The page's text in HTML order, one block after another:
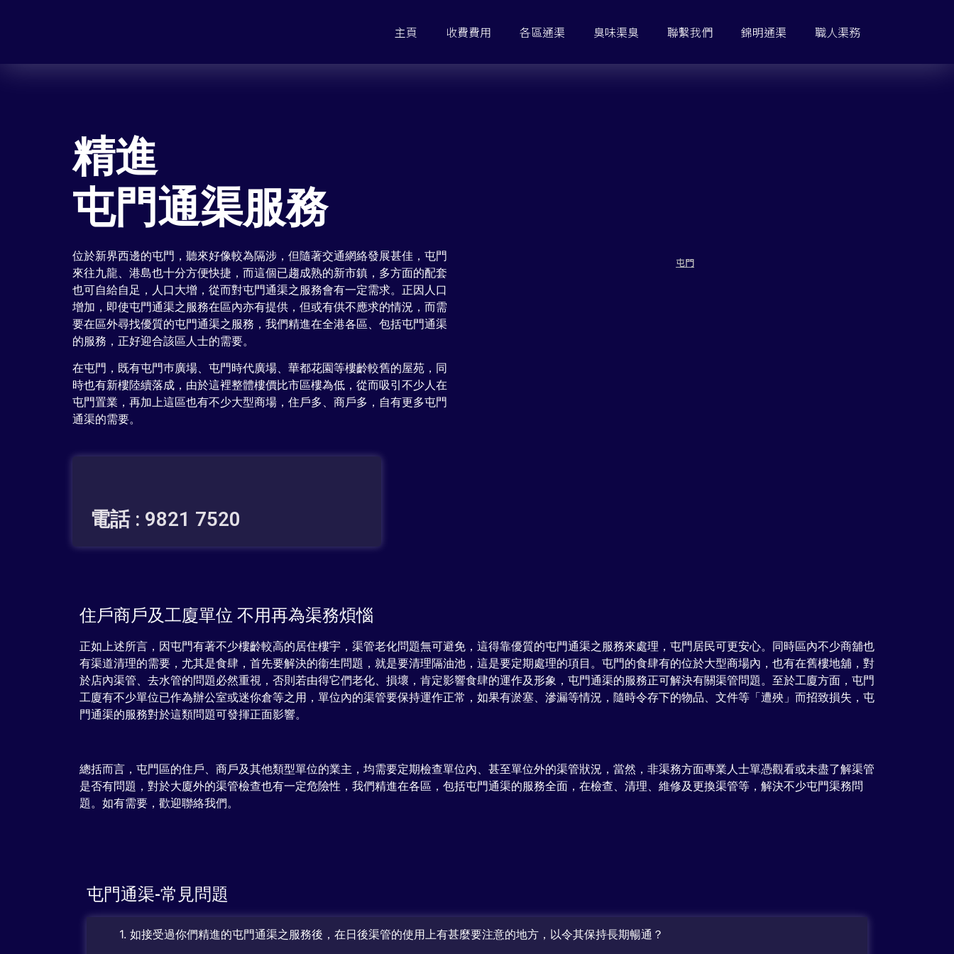
主頁 收費費用 各區通渠 臭味渠臭 聯繫我們 錦明通渠 職人渠務
精進
屯門通渠服務
位於新界西邊的屯門，聽來好像較為隔涉，但隨著交通網絡發展甚佳，屯門
來往九龍、港島也十分方便快捷，而這個已趨成熟的新市鎮，多方面的配套
也可自給自足，人口大增，從而對屯門通渠之服務會有一定需求。正因人口
增加，即使屯門通渠之服務在區內亦有提供，但或有供不應求的情況，而需
要在區外尋找優質的屯門通渠之服務，我們精進在全港各區、包括屯門通渠
的服務，正好迎合該區人士的需要。
在屯門，既有屯門巿廣場、屯門時代廣場、華都花園等樓齡較舊的屋苑，同
時也有新樓陸續落成，由於這裡整體樓價比市區樓為低，從而吸引不少人在
屯門置業，再加上這區也有不少大型商場，住戶多、商戶多，自有更多屯門
通渠的需要。
電話 : 9821 7520
屯門
住戶商戶及工廈單位 不用再為渠務煩惱
正如上述所言，因屯門有著不少樓齡較高的居住樓宇，渠管老化問題無可避免，這得靠優質的屯門通渠之服務來處理，屯門居民可更安心。同時區內不少商舖也
有渠道清理的需要，尤其是食肆，首先要解決的衞生問題，就是要清理隔油池，這是要定期處理的項目。屯門的食肆有的位於大型商場內，也有在舊樓地舖，對
於店內渠管、去水管的問題必然重視，否則若由得它們老化、損壞，肯定影響食肆的運作及形象，屯門通渠的服務正可解決有關渠管問題。至於工廈方面，屯門
工廈有不少單位已作為辦公室或迷你倉等之用，單位內的渠管要保持運作正常，如果有淤塞、滲漏等情況，隨時令存下的物品、文件等「遭殃」而招致損失，屯
門通渠的服務對於這類問題可發揮正面影響。
總括而言，屯門區的住戶、商戶及其他類型單位的業主，均需要定期檢查單位內、甚至單位外的渠管狀況，當然，非渠務方面專業人士單憑觀看或未盡了解渠管
是否有問題，對於大廈外的渠管檢查也有一定危險性，我們精進在各區，包括屯門通渠的服務全面，在檢查、清理、維修及更換渠管等，解決不少屯門渠務問
題。如有需要，歡迎聯絡我們。
屯門通渠-常見問題
1. 如接受過你們精進的屯門通渠之服務後，在日後渠管的使用上有甚麼要注意的地方，以令其保持長期暢通？